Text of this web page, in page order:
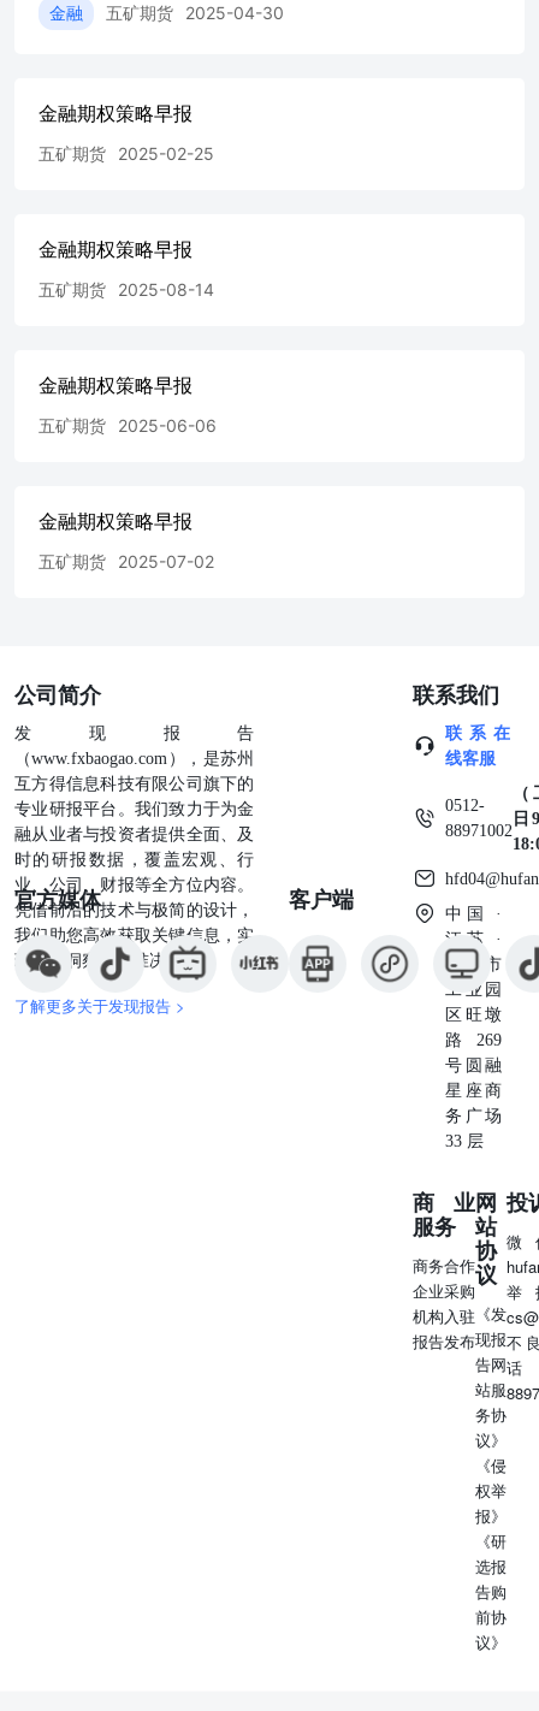
客观的分析和全面的观点。但我们必须声明，对所有信息可
战略，并鼓励交易者征求专业财务顾问的意见。具体的交易
及的任何观点都仅供参考，不构成买卖建议。 版权声明：
子、机械、影印、录音或其它任何形式复制、传播或存储于
任何检索系统。不经许可，复制本刊任何内容皆属违反版权
法行为，可能将受到法律起诉，并承担与之相关的所有损失
www.wkqh.cn
金融 五矿期货 2025-04-30
金融期权策略早报
五矿期货 2025-02-25
金融期权策略早报
五矿期货 2025-08-14
金融期权策略早报
五矿期货 2025-06-06
金融期权策略早报
五矿期货 2025-07-02
公司简介
发现报告
（www.fxbaogao.com），是苏州
互方得信息科技有限公司旗下的
专业研报平台。我们致力于为金
融从业者与投资者提供全面、及
时的研报数据，覆盖宏观、行
业、公司、财报等全方位内容。
凭借前沿的技术与极简的设计，
我们助您高效获取关键信息，实
现深度洞察与精准决策。
了解更多关于发现报告 >
官方媒体 客户端
联系我们
联系在
线客服
0512-
88971002
日
中国 ·
江苏 ·
苏州市
工业园
区旺墩
路269
号圆融
星座商
务广场
33 层
商业
服务
商务合作
企业采购
机构入驻
报告发布
网
站
协
议
《发
现报
告网
站服
务协
议》
《侵
权举
报》
《研
选报
告购
前协
议》
投
微
举
不